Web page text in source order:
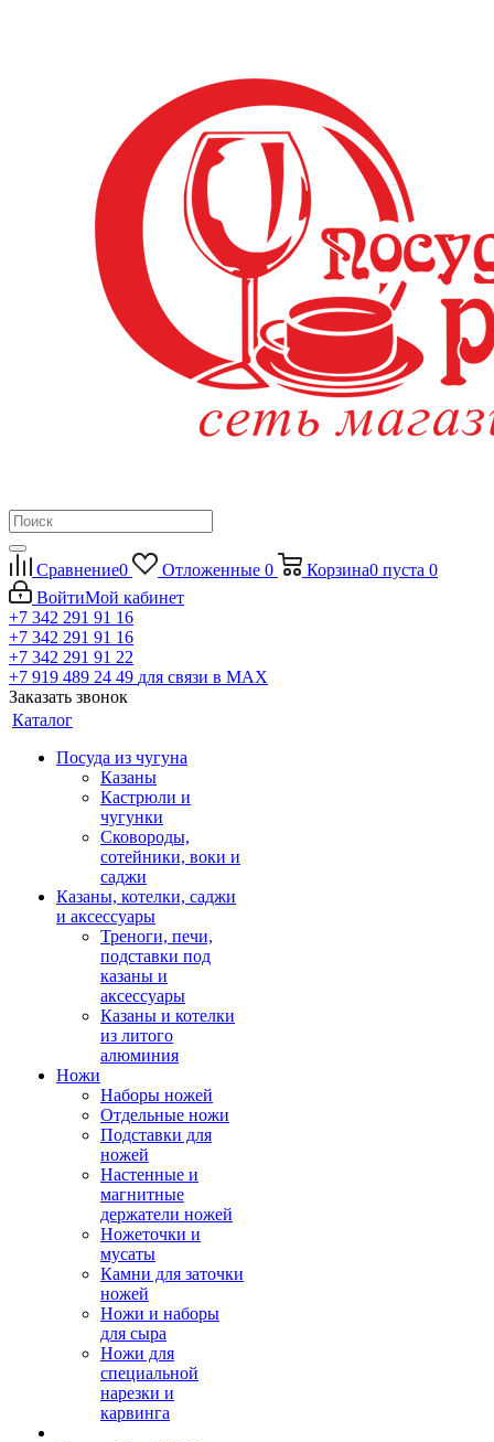
Сравнение0 Отложенные 0 Корзина0 пуста 0
ВойтиМой кабинет
+7 342 291 91 16
+7 342 291 91 16
+7 342 291 91 22
+7 919 489 24 49 для связи в МАХ
Заказать звонок
Каталог
Посуда из чугуна
Казаны
Кастрюли и
чугунки
Сковороды,
сотейники, воки и
саджи
Казаны, котелки, саджи
и аксессуары
Треноги, печи,
подставки под
казаны и
аксессуары
Казаны и котелки
из литого
алюминия
Ножи
Наборы ножей
Отдельные ножи
Подставки для
ножей
Настенные и
магнитные
держатели ножей
Ножеточки и
мусаты
Камни для заточки
ножей
Ножи и наборы
для сыра
Ножи для
специальной
нарезки и
карвинга